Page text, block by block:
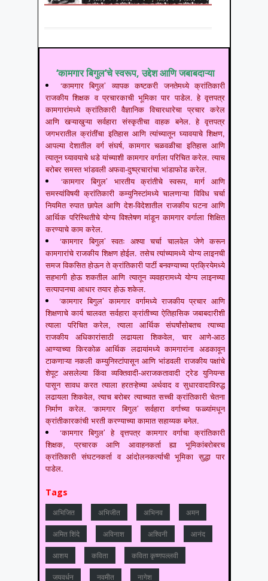
‘कामगार बिगुल’चे स्वरूप, उद्देश आणि जबाबदाऱ्या
‘कामगार बिगुल’ व्यापक कष्टकरी जनतेमध्ये क्रांतिकारी
राजकीय शिक्षक व प्रचारकाची भूमिका पार पाडेल. हे वृत्तपत्र
कामगारांमध्ये क्रांतिकारी वैज्ञानिक विचारधारेचा प्रचार करेल
आणि खऱ्याखुऱ्या सर्वहारा संस्कृतीचा वाहक बनेल. हे वृत्तपत्र
जगभरातील क्रांतींचा इतिहास आणि त्यांच्यातून घ्यावयाचे शिक्षण,
आपल्या देशातील वर्ग संघर्ष, कामगार चळवळीचा इतिहास आणि
त्यातून घ्यावयाचे धडे यांच्याशी कामगार वर्गाला परिचित करेल. त्याच
बरोबर समस्त भांडवली अफवा-दुष्प्रचारांचा भांडाफोड करेल.
‘कामगार बिगुल’ भारतीय क्रांतीचे स्वरूप, मार्ग आणि
समस्यांविषयी क्रांतिकारी कम्युनिस्टांमध्ये चालणाऱ्या विविध चर्चा
नियमित रुपात छापेल आणि देश-विदेशातील राजकीय घटना आणि
आर्थिक परिस्थितीचे योग्य विश्लेषण मांडून कामगार वर्गाला शिक्षित
करण्याचे काम करेल.
‘कामगार बिगुल’ स्वतः अश्या चर्चा चालवेल जेणे करून
कामगारांचे राजकीय शिक्षण होईल. तसेच त्यांच्यामध्ये योग्य लाइनची
समज विकसित होऊन ते क्रांतिकारी पार्टी बनवण्याच्या प्रक्रियेमध्ये
सहभागी होऊ शकतील आणि त्यातून व्यवहारामध्ये योग्य लाइनच्या
सत्यापानचा आधार तयार होऊ शकेल.
‘कामगार बिगुल’ कामगार वर्गामध्ये राजकीय प्रचार आणि
शिक्षणाचे कार्य चालवत सर्वहारा क्रांतीच्या ऐतिहासिक जबाबदारीशी
त्याला परिचित करेल, त्याला आर्थिक संघर्षांसोबतच त्याच्या
राजकीय अधिकारांसाठी लढायला शिकवेल, चार आणे-आठ
आण्याच्या किरकोळ आर्थिक लढायांमध्ये कामगारांना अडकावून
टाकणाऱ्या नकली कम्युनिस्टांपासून आणि भांडवली राजकीय पक्षांचे
शेपूट असलेल्या किंवा व्यक्तिवादी-अराजकतावादी ट्रेड युनियन्स
पासून सावध करत त्याला हरतऱ्हेच्या अर्थवाद व सुधारवादाविरुद्ध
लढायला शिकवेल, त्याच बरोबर त्याच्यात सच्ची क्रांतिकारी चेतना
निर्माण करेल. ‘कामगार बिगुल’ सर्वहारा वर्गाच्या फळ्यांमधून
क्रांतीकारकांची भरती करण्याच्या कामात सहाय्यक बनेल.
‘कामगार बिगुल’ हे वृत्तपत्र कामगार वर्गाचा क्रांतिकारी
शिक्षक, प्रचारक आणि आवाहनकर्ता ह्या भूमिकांबरोबरच
क्रांतिकारी संघटनकर्ता व आंदोलनकर्त्याची भूमिका सुद्धा पार
पाडेल.
Tags
अभिजित अभिजीत अभिनव अमन
अमित शिंदे अविनाश अश्विनी आनंद
आशय कविता कविता कृष्णपल्लवी
जयवर्धन नवमीत नागेश